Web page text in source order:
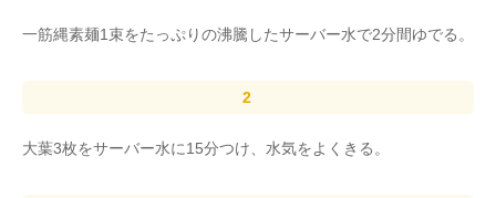
一筋縄素麺1束をたっぷりの沸騰したサーバー水で2分間ゆでる。
大葉3枚をサーバー水に15分つけ、水気をよくきる。